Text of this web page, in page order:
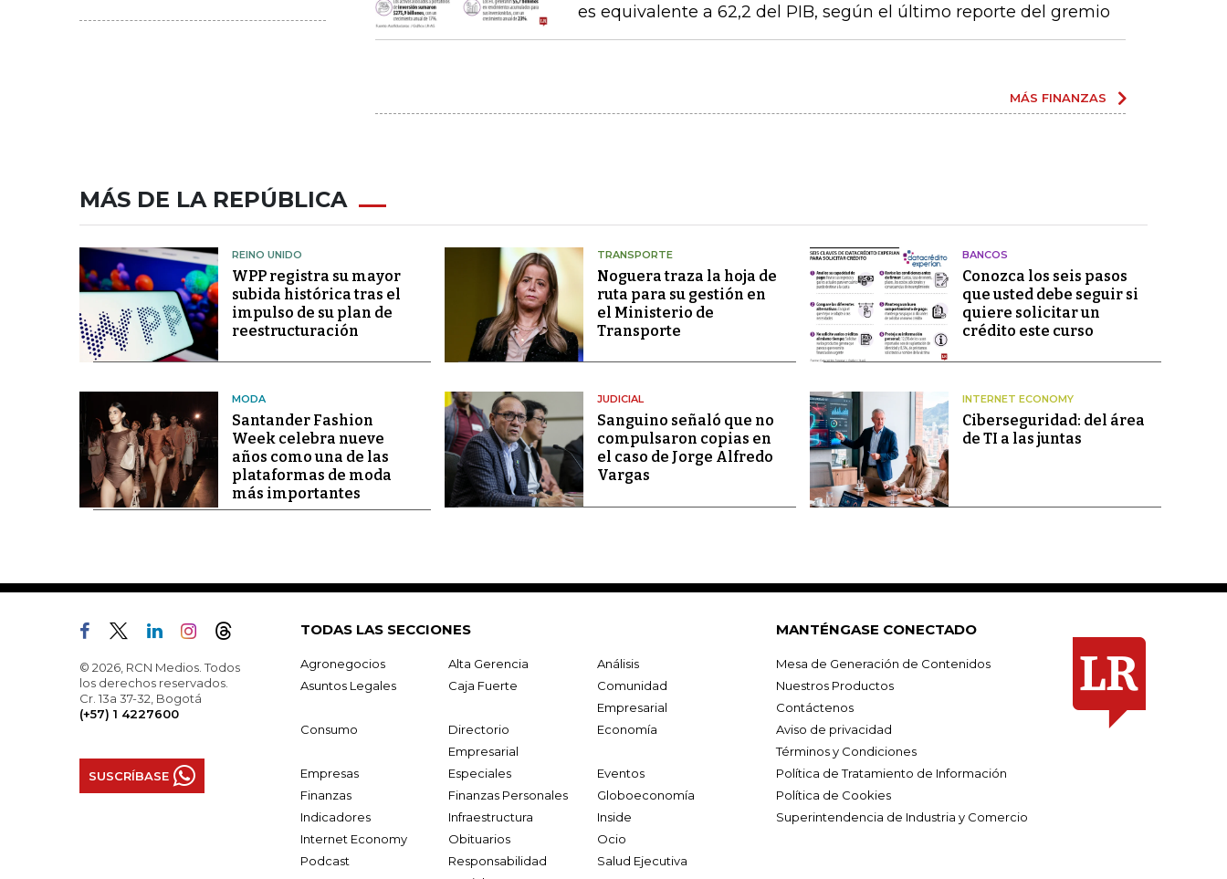
es equivalente a 62,2 del PIB, según el último reporte del gremio
MÁS FINANZAS
MÁS DE LA REPÚBLICA
REINO UNIDO
WPP registra su mayor
subida histórica tras el
impulso de su plan de
reestructuración
TRANSPORTE
Noguera traza la hoja de
ruta para su gestión en
el Ministerio de
Transporte
BANCOS
Conozca los seis pasos
que usted debe seguir si
quiere solicitar un
crédito este curso
MODA
Santander Fashion
Week celebra nueve
años como una de las
plataformas de moda
más importantes
JUDICIAL
Sanguino señaló que no
compulsaron copias en
el caso de Jorge Alfredo
Vargas
INTERNET ECONOMY
Ciberseguridad: del área
de TI a las juntas
© 2026, RCN Medios. Todos
los derechos reservados.
Cr. 13a 37-32, Bogotá
(+57) 1 4227600
SUSCRÍBASE
TODAS LAS SECCIONES
Agronegocios Alta Gerencia
Análisis
Asuntos Legales
Caja Fuerte
Comunidad
Empresarial
Consumo
Directorio
Empresarial
Economía
Empresas Especiales
Eventos
Finanzas
Finanzas Personales
Globoeconomía
Indicadores
Infraestructura
Inside
Internet Economy
Obituarios
Ocio
Podcast
Responsabilidad
Salud Ejecutiva
MANTÉNGASE CONECTADO
Mesa de Generación de Contenidos
Nuestros Productos
Contáctenos
Aviso de privacidad
Términos y Condiciones
Política de Tratamiento de Información
Política de Cookies
Superintendencia de Industria y Comercio